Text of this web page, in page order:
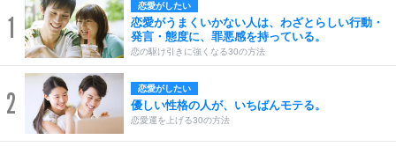
1
恋愛がしたい
恋愛がうまくいかない人は、わざとらしい行動・
発言・態度に、罪悪感を持っている。
恋の駆け引きに強くなる30の方法
2 恋愛がしたい
優しい性格の人が、いちばんモテる。
恋愛運を上げる30の方法